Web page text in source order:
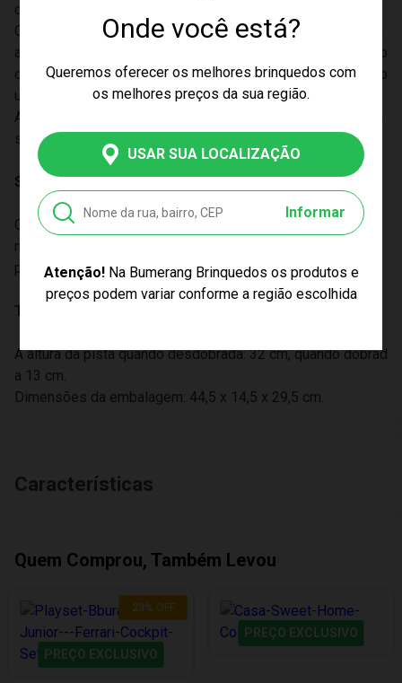
Onde você está?
Queremos oferecer os melhores brinquedos com
os melhores preços da sua região.
USAR SUA LOCALIZAÇÃO
Informar
Atenção!Na Bumerang Brinquedos os produtos e
preços podem variar conforme a região escolhida
direção sob a licença oficial da marca Ferrari.
O cockpit é equipado com um volante giratório com buzina,
alavanca de câmbio, chave de ignição, espelho dobrável e b
otões adicionais que, ao serem pressionados, podem ser o
uvidos sons realistas do carro em movimento da Ferrari.
Algumas melodias e luzes sinalizando o funcionamento da
s setas tornam a diversão mais atraente.
Sobre a miniatura:
O conjunto inclui um carro Ferrari F12 Berlinetta com aproxi
madamente 9 cm de comprimento, deslizando pela pista a
pós pressionar o botão.
Tamanho Aproximado:
A altura da pista quando desdobrada: 32 cm, quando dobrad
a 13 cm.
Dimensões da embalagem: 44,5 x 14,5 x 29,5 cm.
Características
Quem Comprou, Também Levou
23% OFF
PREÇO EXCLUSIVO
PREÇO EXCLUSIVO